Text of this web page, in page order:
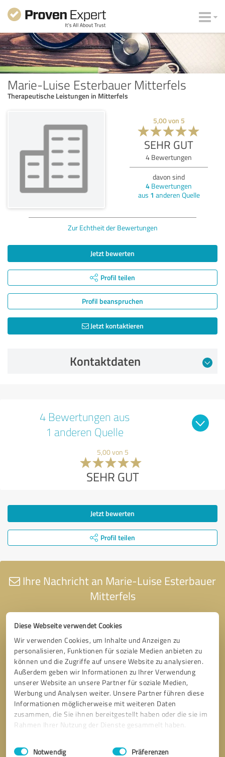
Diese Webseite verwendet Cookies
Wir verwenden Cookies, um Inhalte und Anzeigen zu
personalisieren, Funktionen für soziale Medien anbieten zu
können und die Zugriffe auf unsere Website zu analysieren.
Außerdem geben wir Informationen zu Ihrer Verwendung
unserer Website an unsere Partner für soziale Medien,
Werbung und Analysen weiter. Unsere Partner führen diese
Informationen möglicherweise mit weiteren Daten
zusammen, die Sie ihnen bereitgestellt haben oder die sie im
Rahmen Ihrer Nutzung der Dienste gesammelt haben.
Impressum Datenschutzbestimmungen
Einwilligungsauswahl
Notwendig Präferenzen
Marie-Luise Esterbauer Mitterfels
Therapeutische Leistungen in Mitterfels
5,00von 5
SEHR GUT
4 Bewertungen
davon sind
4 Bewertungen
aus 1 anderen Quelle
Zur Echtheit der Bewertungen
Jetzt bewerten
Profil teilen
Profil beanspruchen
Jetzt kontaktieren
Kontaktdaten
4 Bewertungen aus
1 anderen Quelle
5,00 von 5
SEHR GUT
Jetzt bewerten
Profil teilen
Ihre Nachricht an Marie-Luise Esterbauer
Mitterfels